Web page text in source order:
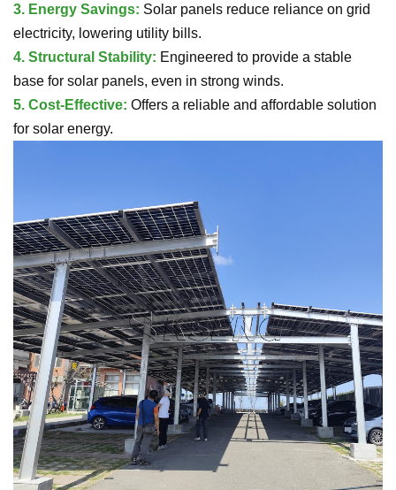
3. Energy Savings: Solar panels reduce reliance on grid
electricity, lowering utility bills.
4. Structural Stability: Engineered to provide a stable
base for solar panels, even in strong winds.
5. Cost-Effective: Offers a reliable and affordable solution
for solar energy.